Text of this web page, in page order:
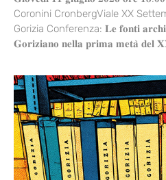
Coronini CronbergViale XX
Gorizia Conferenza: 𝐋𝐞 𝐟𝐨𝐧𝐭𝐢
𝐆𝐨𝐫𝐢𝐳𝐢𝐚𝐧𝐨 𝐧𝐞𝐥𝐥𝐚 𝐩𝐫𝐢𝐦𝐚 𝐦𝐞𝐭𝐚̀ 𝐝𝐞𝐥